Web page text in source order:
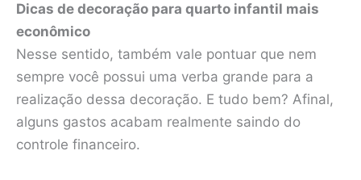
Dicas de decoração para quarto infantil mais
econômico
Nesse sentido, também vale pontuar que nem
sempre você possui uma verba grande para a
realização dessa decoração. E tudo bem? Afinal,
alguns gastos acabam realmente saindo do
controle financeiro.